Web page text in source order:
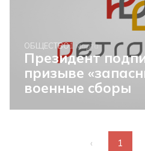
ОБЩЕСТВО1 марта
Президент
призыве
военные сборы
‹ 1